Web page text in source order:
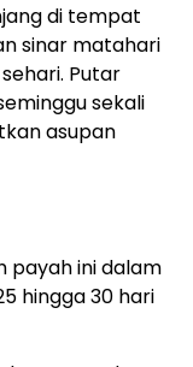
di tempat
sinar matahari
Putar
sekali
asupan
payah ini dalam
hingga 30 hari